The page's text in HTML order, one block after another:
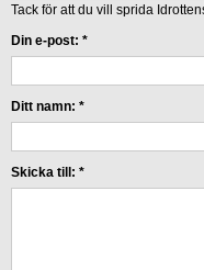
Tack för att du vill sprida
Din e-post: *
Ditt namn: *
Skicka till: *